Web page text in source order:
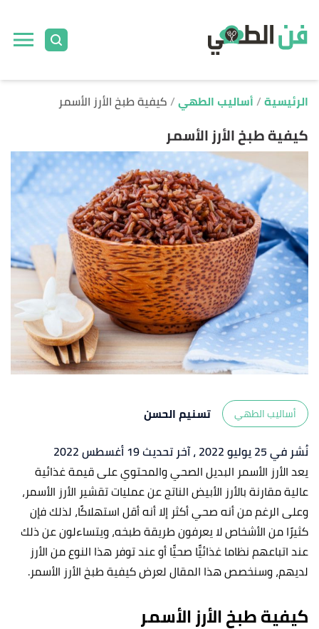
الرئيسية أساليب الطهي كيفية طبخ الأرز الأسمر
كيفية طبخ الأرز الأسمر
أساليب الطهي
تسنيم الحسن
نُشر في 25 يوليو 2022
، آخر تحديث 19 أغسطس 2022
يعد الأرز الأسمر البديل الصحي والمحتوي على قيمة غذائية
عالية مقارنة بالأرز الأبيض الناتج عن عمليات تقشير الأرز الأسمر،
وعلى الرغم من أنه صحي أكثر إلا أنه أقل استهلاكًا، لذلك فإن
كثيرًا من الأشخاص لا يعرفون طريقة طبخه، ويتساءلون عن ذلك
عند اتباعهم نظاما غذائيًّا صحيًّا أو عند توفر هذا النوع من الأرز
لديهم، وسنخصص هذا المقال لعرض كيفية طبخ الأرز الأسمر.
كيفية طبخ الأرز الأسمر